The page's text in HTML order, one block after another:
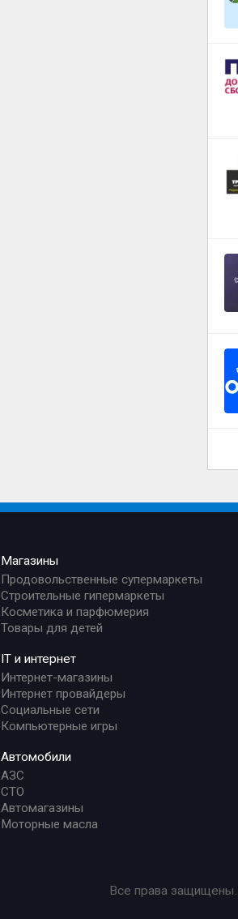
Магазины
Продовольственные супермаркеты
Строительные гипермаркеты
Косметика и парфюмерия
Товары для детей
IT и интернет
Интернет-магазины
Интернет провайдеры
Социальные сети
Компьютерные игры
Автомобили
АЗС
СТО
Автомагазины
Моторные масла
Все права защищены.